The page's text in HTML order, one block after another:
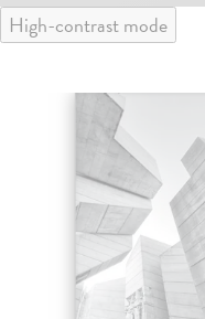
High-contrast mode